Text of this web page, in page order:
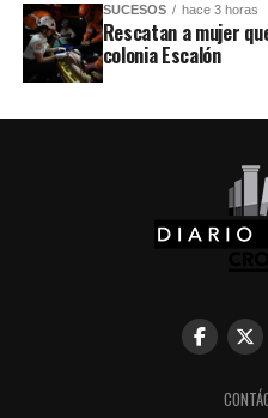
SUCESOS hace 3 horas
Rescatan a mujer
colonia Escalón